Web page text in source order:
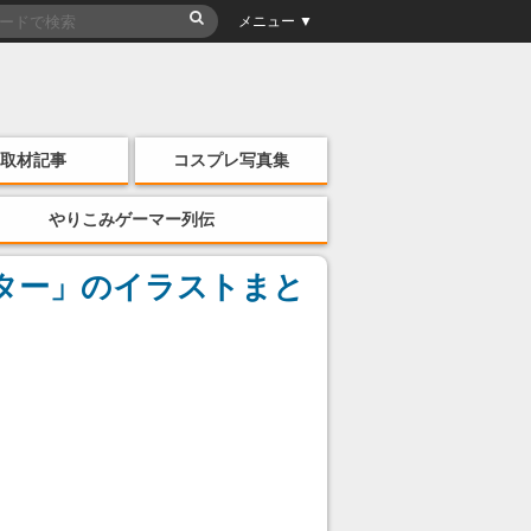
メニュー ▼
取材記事 コスプレ写真集
やりこみゲーマー列伝
ー」のイラストまと